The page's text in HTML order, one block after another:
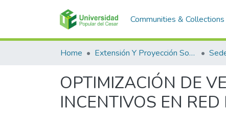
Communities & Collections
Home Extensión Y Proyección Social
OPTIMIZACIÓN DE
INCENTIVOS EN